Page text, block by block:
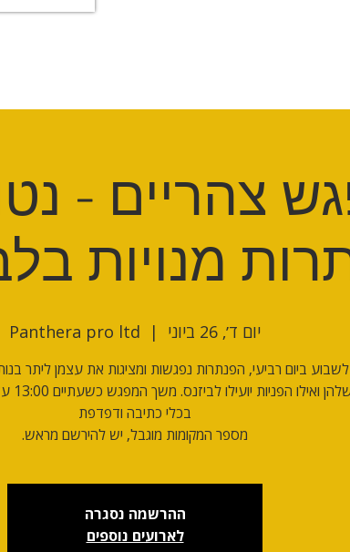
צהריים -
מנויות בלבד
יום ד׳, 26 ביוני
  |
Panthera pro ltd
ביום רביעי, הפנתרות נפגשות ומציגות את עצמן ליתר
מספר המקומות מוגבל, יש להירשם מראש.
ההרשמה נסגרה
לארועים נוספים